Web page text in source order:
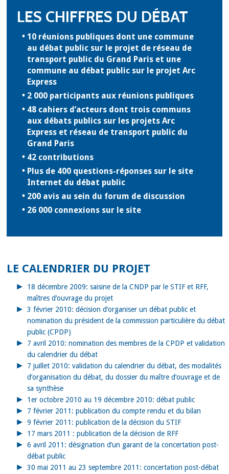
LES CHIFFRES DU DÉBAT
10 réunions publiques dont une commune
au débat public sur le projet de réseau de
transport public du Grand Paris et une
commune au débat public sur le projet Arc
Express
2 000 participants aux réunions publiques
48 cahiers d’acteurs dont trois communs
aux débats publics sur les projets Arc
Express et réseau de transport public du
Grand Paris
42 contributions
Plus de 400 questions-réponses sur le site
Internet du débat public
200 avis au sein du forum de discussion
26 000 connexions sur le site
LE CALENDRIER DU PROJET
18 décembre 2009: saisine de la CNDP par le STIF et RFF,
maîtres d’ouvrage du projet
3 février 2010: décision d’organiser un débat public et
nomination du président de la commission particulière du débat
public (CPDP)
7 avril 2010: nomination des membres de la CPDP et validation
du calendrier du débat
7 juillet 2010: validation du calendrier du débat, des modalités
d’organisation du débat, du dossier du maître d’ouvrage et de
sa synthèse
1er octobre 2010 au 19 décembre 2010: débat public
7 février 2011: publication du compte rendu et du bilan
9 février 2011: publication de la décision du STIF
17 mars 2011 : publication de la décision de RFF
6 avril 2011: désignation d’un garant de la concertation post-
débat public
30 mai 2011 au 23 septembre 2011: concertation post-débat